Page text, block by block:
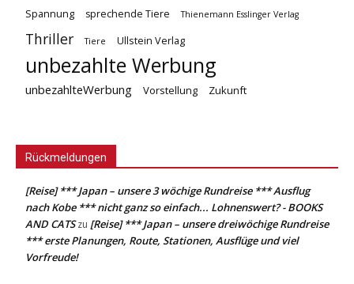
Spannung sprechende Tiere Thienemann Esslinger Verlag
Thriller Tiere Ullstein Verlag
unbezahlte Werbung
unbezahlteWerbung Vorstellung Zukunft
Rückmeldungen
[Reise] *** Japan – unsere 3 wöchige Rundreise *** Ausflug
nach Kobe *** nicht ganz so einfach... Lohnenswert? - BOOKS
AND CATSzu [Reise] *** Japan – unsere dreiwöchige Rundreise
*** erste Planungen, Route, Stationen, Ausflüge und viel
Vorfreude!